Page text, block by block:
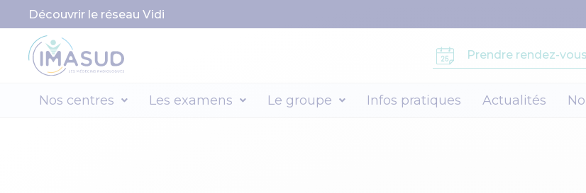
Découvrir le réseau Vidi
Prendre rendez-vous
Nos centres Les examens Le groupe Infos pratiques Actualités